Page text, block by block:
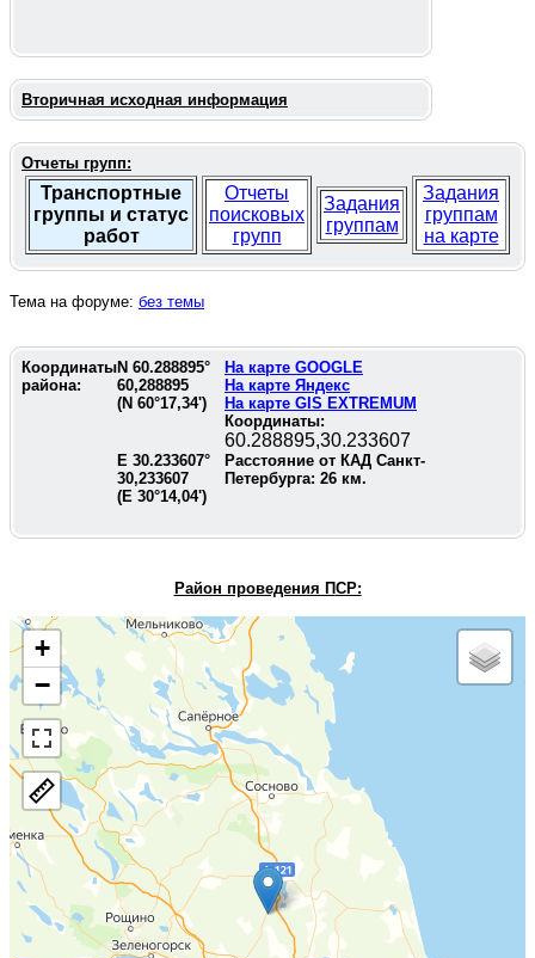
Вторичная исходная информация
Отчеты групп:
Транспортные
группы и статус
работ
Отчеты
поисковых
групп
Задания
группам
Задания
группам
на карте
Тема на форуме: без темы
Координаты
района:
N 60.288895°
60,288895
(N 60°17,34')
На карте GOOGLE
На карте Яндекс
На карте GIS EXTREMUM
Координаты:
60.288895,30.233607
E 30.233607°
30,233607
(E 30°14,04')
Расстояние от КАД Санкт-
Петербурга: 26 км.
Район проведения ПСР:
+
−